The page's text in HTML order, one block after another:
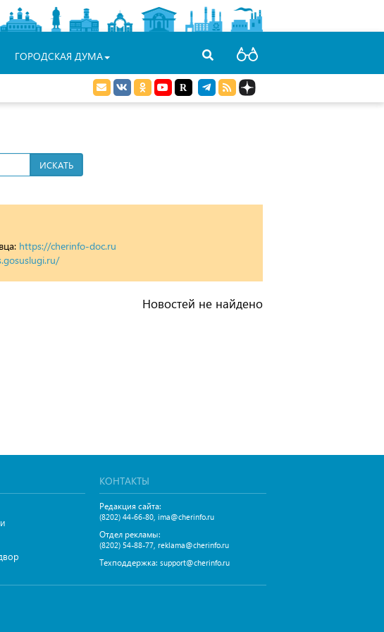
ГОРОДСКАЯ ДУМА
https://cherinfo-doc.ru
Новостей не найдено
КОНТАКТЫ
Редакция сайта:
(8202) 44-66-80, ima@cherinfo.ru
Отдел рекламы:
(8202) 54-88-77, reklama@cherinfo.ru
Техподдержка: support@cherinfo.ru